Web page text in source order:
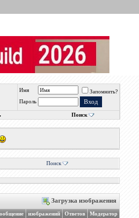
Имя
Запомнить?
Пароль
Поиск
Поиск
Загрузка изображения
изображений Ответов Модератор